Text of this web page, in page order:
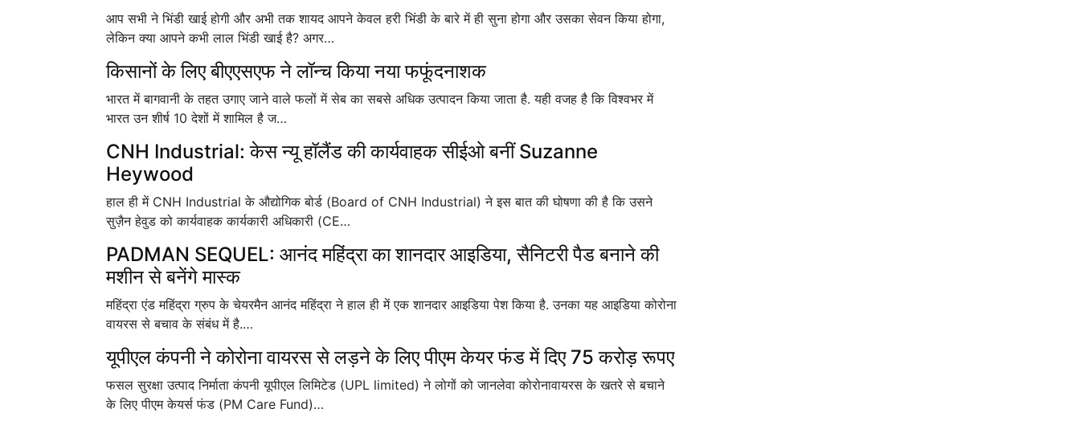
आप सभी ने भिंडी खाई होगी और अभी तक शायद आपने केवल हरी भिंडी के बारे में ही सुना होगा और उसका सेवन किया होगा,
लेकिन क्या आपने कभी लाल भिंडी खाई है? अगर…
किसानों के लिए बीएएसएफ ने लॉन्च किया नया फफूंदनाशक
भारत में बागवानी के तहत उगाए जाने वाले फलों में सेब का सबसे अधिक उत्पादन किया जाता है. यही वजह है कि विश्वभर में
भारत उन शीर्ष 10 देशों में शामिल है ज…
CNH Industrial: केस न्यू हॉलैंड की कार्यवाहक सीईओ बनीं Suzanne
Heywood
हाल ही में CNH Industrial के औद्योगिक बोर्ड (Board of CNH Industrial) ने इस बात की घोषणा की है कि उसने
सुज़ैन हेवुड को कार्यवाहक कार्यकारी अधिकारी (CE…
PADMAN SEQUEL: आनंद महिंद्रा का शानदार आइडिया, सैनिटरी पैड बनाने की
मशीन से बनेंगे मास्क
महिंद्रा एंड महिंद्रा ग्रुप के चेयरमैन आनंद महिंद्रा ने हाल ही में एक शानदार आइडिया पेश किया है. उनका यह आइडिया कोरोना
वायरस से बचाव के संबंध में है.…
यूपीएल कंपनी ने कोरोना वायरस से लड़ने के लिए पीएम केयर फंड में दिए 75 करोड़ रूपए
फसल सुरक्षा उत्पाद निर्माता कंपनी यूपीएल लिमिटेड (UPL limited) ने लोगों को जानलेवा कोरोनावायरस के खतरे से बचाने
के लिए पीएम केयर्स फंड (PM Care Fund)…